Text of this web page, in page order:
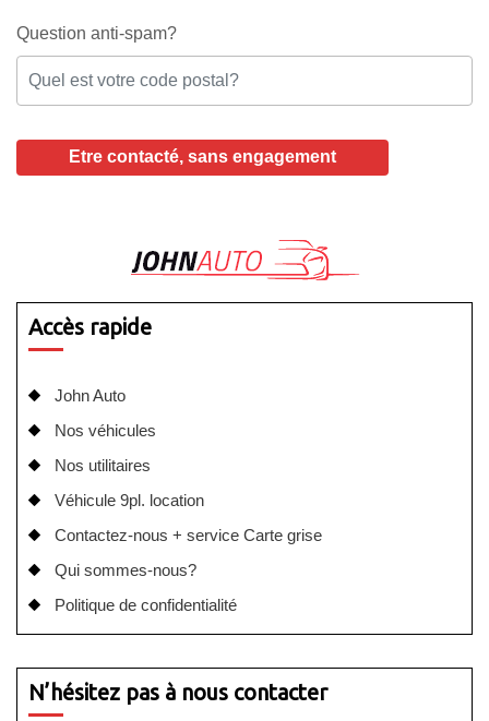
Question anti-spam?
Accès rapide
John Auto
Nos véhicules
Nos utilitaires
Véhicule 9pl. location
Contactez-nous + service Carte grise
Qui sommes-nous?
Politique de confidentialité
N’hésitez pas à nous contacter